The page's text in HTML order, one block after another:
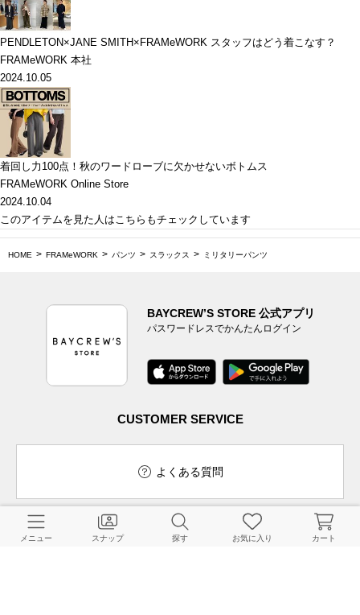
PENDLETON×JANE SMITH×FRAMeWORK スタッフはどう着こなす？
FRAMeWORK 本社
2024.10.05
着回し力100点！秋のワードローブに欠かせないボトムス
FRAMeWORK Online Store
2024.10.04
このアイテムを見た人はこちらもチェックしています
HOME FRAMeWORK パンツ スラックス ミリタリーパンツ
BAYCREW’S STORE 公式アプリ
パスワードレスでかんたんログイン
CUSTOMER SERVICE
よくある質問
メニュー スナップ 探す お気に入り カート